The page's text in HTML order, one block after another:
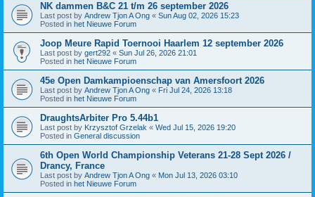
NK dammen B&C 21 t/m 26 september 2026
Last post by Andrew Tjon A Ong « Sun Aug 02, 2026 15:23
Posted in het Nieuwe Forum
Joop Meure Rapid Toernooi Haarlem 12 september 2026
Last post by gert292 « Sun Jul 26, 2026 21:01
Posted in het Nieuwe Forum
45e Open Damkampioenschap van Amersfoort 2026
Last post by Andrew Tjon A Ong « Fri Jul 24, 2026 13:18
Posted in het Nieuwe Forum
DraughtsArbiter Pro 5.44b1
Last post by Krzysztof Grzelak « Wed Jul 15, 2026 19:20
Posted in General discussion
6th Open World Championship Veterans 21-28 Sept 2026 /
Drancy, France
Last post by Andrew Tjon A Ong « Mon Jul 13, 2026 03:10
Posted in het Nieuwe Forum